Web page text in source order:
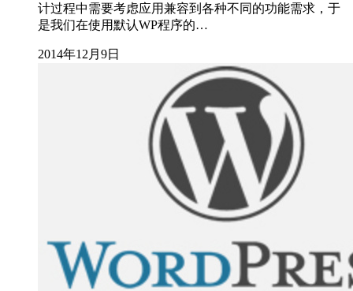
计过程中需要考虑应用兼容到各种不同的功能需求，于
是我们在使用默认WP程序的…
2014年12月9日